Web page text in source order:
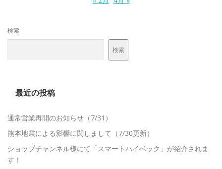
検索
検索
最近の投稿
通常営業再開のお知らせ（7/31）
熊本地震による影響に関しまして（7/30更新）
ショップチャンネル様にて「スマートハイベック」が紹介されま
す！